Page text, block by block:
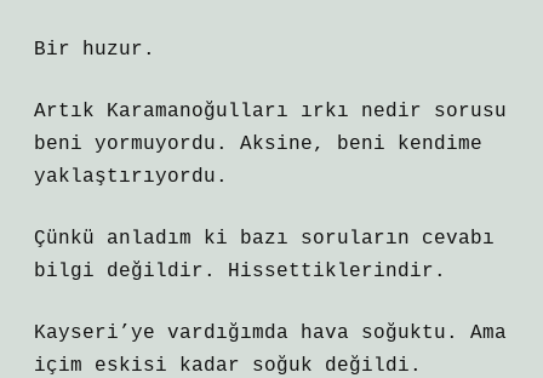
Bir huzur.
Artık Karamanoğulları ırkı nedir sorusu
beni yormuyordu. Aksine, beni kendime
yaklaştırıyordu.
Çünkü anladım ki bazı soruların cevabı
bilgi değildir. Hissettiklerindir.
Kayseri’ye vardığımda hava soğuktu. Ama
içim eskisi kadar soğuk değildi.